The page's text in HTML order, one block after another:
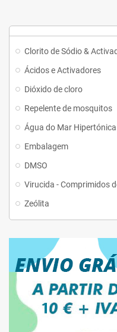
Clorito de Sódio &
Ácidos e Activadores
Dióxido de cloro
Repelente de mosquitos
Água do Mar Hipertónica
Embalagem
DMSO
Virucida - Comprimidos
Zeólita